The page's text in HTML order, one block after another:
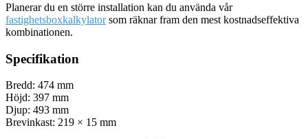
Planerar du en större installation kan du använda vår
fastighetsboxkalkylatorsom räknar fram den mest kostnadseffektiva
kombinationen.
Specifikation
Bredd: 474 mm
Höjd: 397 mm
Djup: 493 mm
Brevinkast: 219 × 15 mm